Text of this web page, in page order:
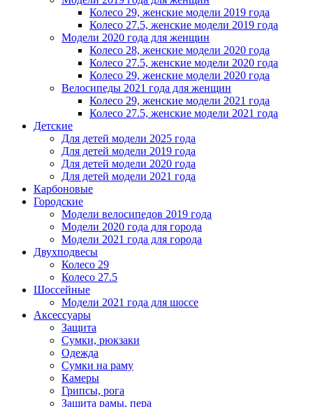
Колесо 29, женские модели 2019 года
Колесо 27.5, женские модели 2019 года
Модели 2020 года для женщин
Колесо 28, женские модели 2020 года
Колесо 27.5, женские модели 2020 года
Колесо 29, женские модели 2020 года
Велосипеды 2021 года для женщин
Колесо 29, женские модели 2021 года
Колесо 27.5, женские модели 2021 года
Детские
Для детей модели 2025 года
Для детей модели 2019 года
Для детей модели 2020 года
Для детей модели 2021 года
Карбоновые
Городские
Модели велосипедов 2019 года
Модели 2020 года для города
Модели 2021 года для города
Двухподвесы
Колесо 29
Колесо 27.5
Шоссейные
Модели 2021 года для шоссе
Аксессуары
Защита
Сумки, рюкзаки
Одежда
Сумки на раму
Камеры
Грипсы, рога
Защита рамы, пера